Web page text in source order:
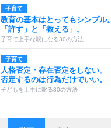
子育て
教育の基本はとってもシンプル。
「許す」と「教える」。
子育て上手な親になる30の方法
子育て
人格否定・存在否定をしない。
否定するのは行為だけでいい。
子どもを上手に叱る30の方法